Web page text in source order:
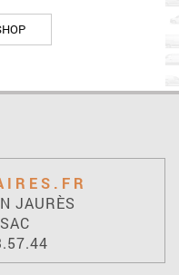
JAURÈS